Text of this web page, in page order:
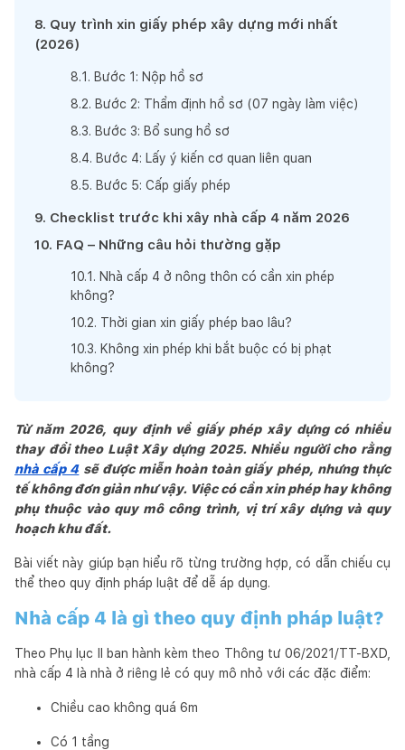
8. Quy trình xin giấy phép xây dựng mới nhất
(2026)
8.1 . Bước 1: Nộp hồ sơ
8.2. Bước 2: Thẩm định hồ sơ (07 ngày làm việc)
8.3. Bước 3: Bổ sung hồ sơ
8.4. Bước 4: Lấy ý kiến cơ quan liên quan
8.5. Bước 5: Cấp giấy phép
9. Checklist trước khi xây nhà cấp 4 năm 2026
10. FAQ – Những câu hỏi thường gặp
10.1 . Nhà cấp 4 ở nông thôn có cần xin phép
không?
10.2. Thời gian xin giấy phép bao lâu?
10.3. Không xin phép khi bắt buộc có bị phạt
không?
Từ năm 2026, quy định về giấy phép xây dựng có nhiều
thay đổi theo Luật Xây dựng 2025. Nhiều người cho rằng
nhà cấp 4sẽ được miễn hoàn toàn giấy phép, nhưng thực
tế không đơn giản như vậy. Việc có cần xin phép hay không
phụ thuộc vào quy mô công trình, vị trí xây dựng và quy
hoạch khu đất.
Bài viết này giúp bạn hiểu rõ từng trường hợp, có dẫn chiếu cụ
thể theo quy định pháp luật để dễ áp dụng.
Nhà cấp 4 là gì theo quy định pháp luật?
Theo Phụ lục II ban hành kèm theo Thông tư 06/2021/TT-BXD,
nhà cấp 4 là nhà ở riêng lẻ có quy mô nhỏ với các đặc điểm:
Chiều cao không quá 6m
Có 1 tầng